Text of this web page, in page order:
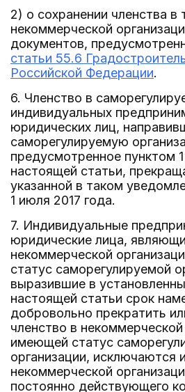
2) о сохранении членства в
некоммерческой
документов,
статьи 55.6
Российской Федерации.
6. Членство в
индивидуальных
юридических лиц,
саморегулируемую
предусмотренное пунктом
настоящей статьи,
указанной в таком
1 июля 2017 года.
7. Индивидуальные
юридические лица,
некоммерческой
статус саморегулируемой
выразившие в
настоящей статьи срок
добровольно прекратить
членство в некоммерческой
имеющей статус
организации, исключаются
некоммерческой
постоянно действующего